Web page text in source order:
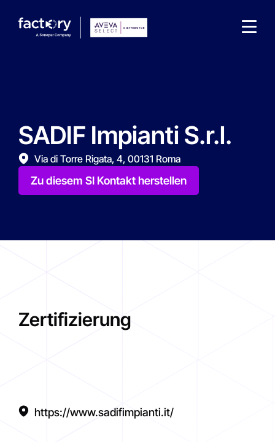
Wonach suchst du ?
SADIF Impianti S.r.l.
Via di Torre Rigata, 4, 00131 Roma
Zu diesem SI Kontakt herstellen
Zertifizierung
https://www.sadifimpianti.it/